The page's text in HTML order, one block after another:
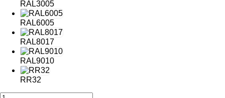
RAL3005
RAL6005
RAL8017
RAL9010
RR32